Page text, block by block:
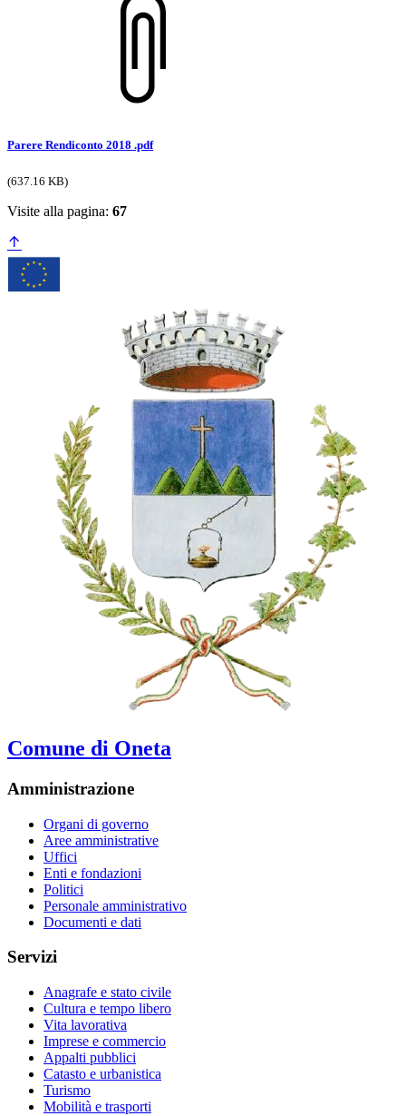
Parere Rendiconto 2018 .pdf
(637.16 KB)
Visite alla pagina: 67
Comune di Oneta
Amministrazione
Organi di governo
Aree amministrative
Uffici
Enti e fondazioni
Politici
Personale amministrativo
Documenti e dati
Servizi
Anagrafe e stato civile
Cultura e tempo libero
Vita lavorativa
Imprese e commercio
Appalti pubblici
Catasto e urbanistica
Turismo
Mobilità e trasporti